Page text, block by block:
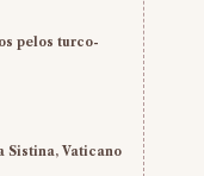
pelos turco-
Sistina, Vaticano